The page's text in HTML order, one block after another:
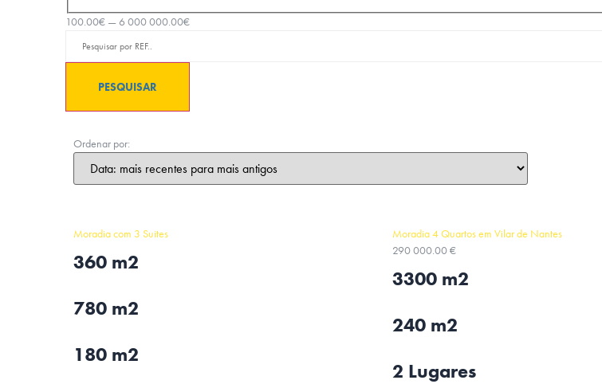
100.00€ — 6 000 000.00€
PESQUISAR
Ordenar por:
Moradia com 3 Suites
360 m2
780 m2
180 m2
Moradia 4 Quartos em Vilar de Nantes
290 000.00 €
3300 m2
240 m2
2 Lugares